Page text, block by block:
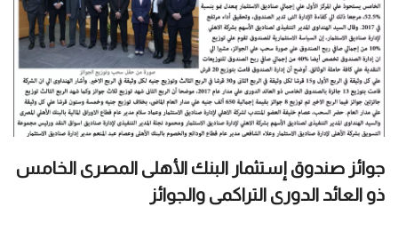
جوائز صندوق إستثمار البنك الأهلى المصرى الخامس
ذو العائد الدورى التراكمى والجوائز